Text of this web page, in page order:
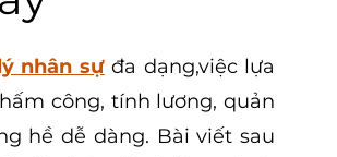
nhân sự đa dạng,việc lựa
công, tính lương, quản
hề dễ dàng. Bài viết sau